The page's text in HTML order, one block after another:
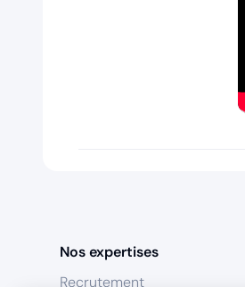
Nos expertises
Recrutement